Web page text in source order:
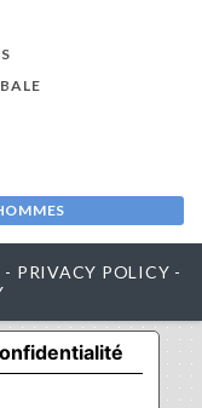
- PRIVACY POLICY -